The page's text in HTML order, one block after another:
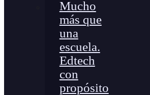
Mucho
más que
una
escuela.
Edtech
con
propósito